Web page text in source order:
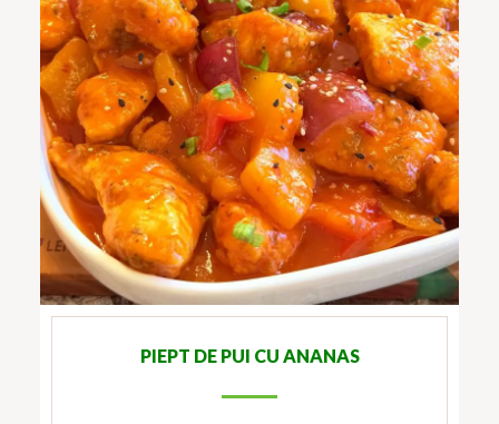
PIEPT DE PUI CU ANANAS